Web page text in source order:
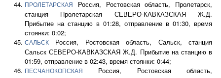
ПРОЛЕТАРСКАЯ
Россия, Ростовская область, Пролетарск,
станция Пролетарская СЕВЕРО-КАВКАЗСКАЯ Ж.Д.
Прибытие на станцию в 01:28, отправление в 01:30, время
стоянки: 0:02;
САЛЬСК
Россия, Ростовская область, Сальск, станция
Сальск СЕВЕРО-КАВКАЗСКАЯ Ж.Д. Прибытие на станцию в
01:59, отправление в 02:43, время стоянки: 0:44;
ПЕСЧАНОКОПСКАЯ
Россия, Ростовская область,